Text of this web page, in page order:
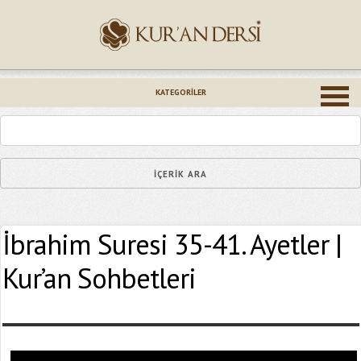
KATEGORILER
İbrahim Suresi 35-41. Ayetler |
Kur’an Sohbetleri
Epostanız (*)
Yaşadığınız Hatanın Ayrıntıları